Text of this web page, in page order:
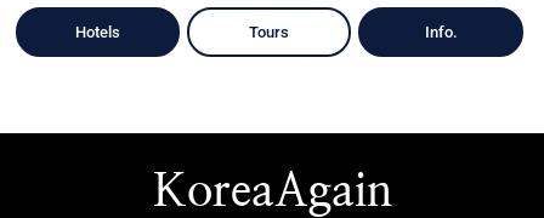
Hotels Tours Info.
KoreaAgain